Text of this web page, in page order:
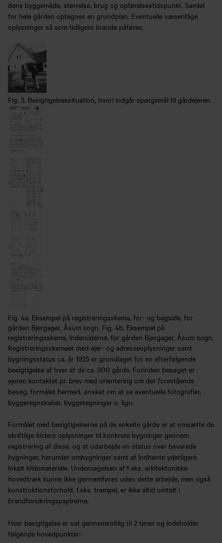
dens byggemåde, størrelse, brug og opførelsestidspunkt. Samlet
for hele gården optegnes en grundplan. Eventuelle væsentlige
oplysninger så som tidligere brande påføres.
Fig. 3. Besigtigelsessituation, hvori indgår spørgsmål til gårdejeren.
Fig. 4a. Eksempel på registreringsskema, for- og bagside, for
gården Bjergager, Åsum sogn. Fig. 4b. Eksempel på
registreringsskema, indersiderne, for gården Bjergager, Åsum sogn.
Registreringsskemaet med ejer- og adresseoplysninger samt
bygningsstatus ca. år 1925 er grundlaget for en efterfølgende
besigtigelse af hver af de ca. 900 gårde. Forinden besøget er
ejeren kontaktet pr. brev med orientering om det forestående
besøg, formålet hermed, ønsket om at se eventuelle fotografier,
byggeregnskaber, byggetegninger o. lign.
Formålet med besigtigelserne på de enkelte gårde er at omsætte de
skriftlige kilders oplysninger til konkrete bygninger gennem
registrering af disse, og at udarbejde en status over bevarede
bygninger, herunder ombygninger samt at indhente yderligere
lokalt kildemateriale. Undersøgelsen af f.eks. arkitektoniske
hovedtræk kunne ikke gennemføres uden dette arbejde, men også
konstruktionsforhold, f.eks. trempel, er ikke altid omtalt i
brandforsikringspapirerne.
Hver besigtigelse er sat gennemsnitlig til 2 timer og indeholder
følgende hovedpunkter: